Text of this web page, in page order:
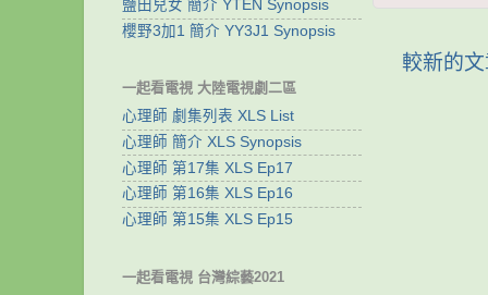
較新的
鹽田兒女 簡介 YTEN Synopsis
櫻野3加1 簡介 YY3J1 Synopsis
一起看電視 大陸電視劇二區
心理師 劇集列表 XLS List
心理師 簡介 XLS Synopsis
心理師 第17集 XLS Ep17
心理師 第16集 XLS Ep16
心理師 第15集 XLS Ep15
一起看電視 台灣綜藝2021